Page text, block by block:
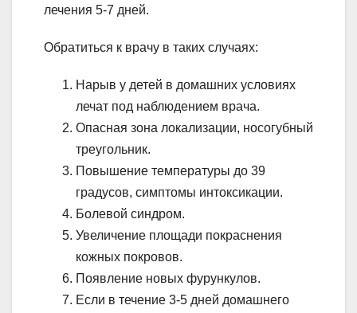
лечения 5-7 дней.
Обратиться к врачу в таких случаях:
Нарыв у детей в домашних условиях
лечат под наблюдением врача.
Опасная зона локализации, носогубный
треугольник.
Повышение температуры до 39
градусов, симптомы интоксикации.
Болевой синдром.
Увеличение площади покраснения
кожных покровов.
Появление новых фурункулов.
Если в течение 3-5 дней домашнего